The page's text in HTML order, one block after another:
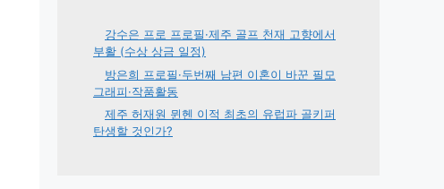
강수은 프로 프로필·제주 골프 천재 고향에서
부활 (수상 상금 일정)
방은희 프로필·두번째 남편 이혼이 바꾼 필모
그래피·작품활동
제주 허재원 뮌헨 이적 최초의 유럽파 골키퍼
탄생할 것인가?